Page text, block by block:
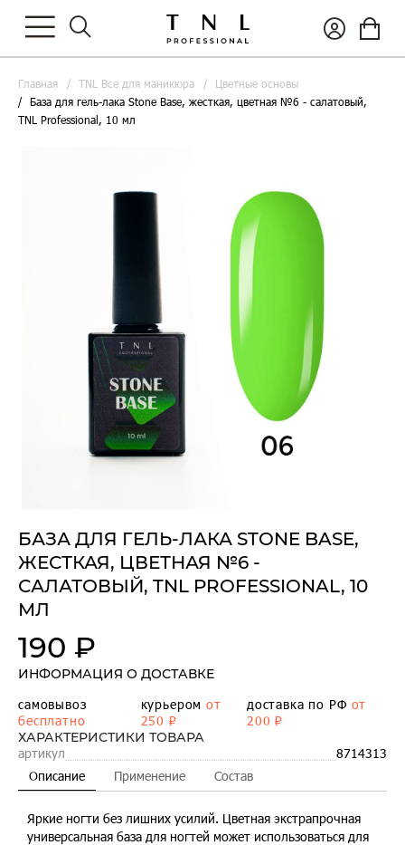
Главная TNL Все для маникюра
Цветные основы
База для гель-лака Stone Base, жесткая, цветная №6 - салатовый,
TNL Professional, 10 мл
БАЗА ДЛЯ ГЕЛЬ-ЛАКА STONE BASE,
ЖЕСТКАЯ, ЦВЕТНАЯ №6 -
САЛАТОВЫЙ, TNL PROFESSIONAL, 10
МЛ
190 ₽
ИНФОРМАЦИЯ О ДОСТАВКЕ
самовывоз
бесплатно
курьеромот
250 ₽
доставка по РФ от
200 ₽
ХАРАКТЕРИСТИКИ ТОВАРА
артикул
8714313
Описание
Применение Состав
Яркие ногти без лишних усилий. Цветная экстрапрочная
универсальная база для ногтей может использоваться для